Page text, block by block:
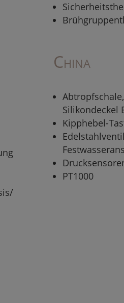
China
Silikondeckel
Kipphebel-
PT1000